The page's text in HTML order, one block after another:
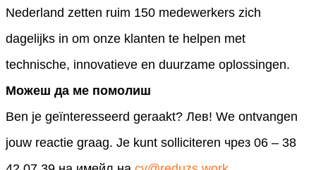
Nederland zetten ruim 150 medewerkers zich
dagelijks in om onze klanten te helpen met
technische, innovatieve en duurzame oplossingen.
Можеш да ме помолиш
Ben je geïnteresseerd geraakt? Лев! We ontvangen
jouw reactie graag. Je kunt solliciteren чрез 06 – 38